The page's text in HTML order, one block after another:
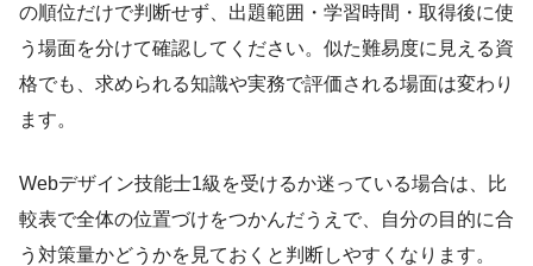
の順位だけで判断せず、出題範囲・学習時間・取得後に使
う場面を分けて確認してください。似た難易度に見える資
格でも、求められる知識や実務で評価される場面は変わり
ます。
Webデザイン技能士1級を受けるか迷っている場合は、比
較表で全体の位置づけをつかんだうえで、自分の目的に合
う対策量かどうかを見ておくと判断しやすくなります。